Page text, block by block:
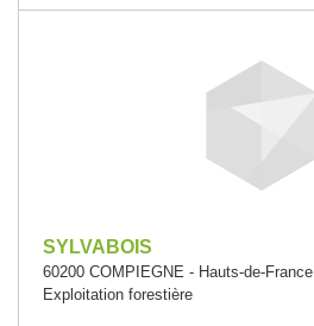
SYLVABOIS
60200 COMPIEGNE - Hauts-de-France
Exploitation forestière